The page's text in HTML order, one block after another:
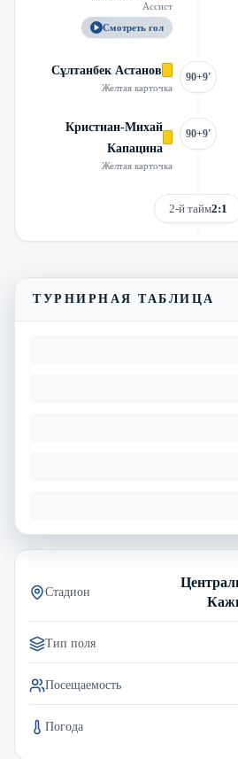
Ассист
Смотреть гол
Сұлтанбек Астанов
Желтая карточка
90+9'
Кристиан-Михай
Капацина
Желтая карточка
90+9'
2-й тайм2:1
ТУРНИРНАЯ ТАБЛИЦА
Стадион
Тип поля
Посещаемость
Погода